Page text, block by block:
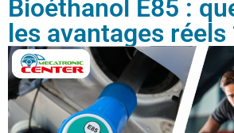
Bioéthanol E85 :
les avantages réels